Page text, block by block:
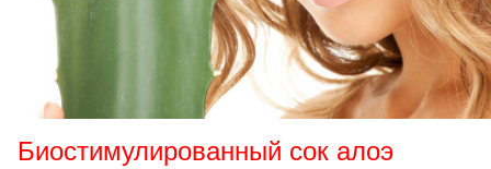
Биостимулированный сок алоэ